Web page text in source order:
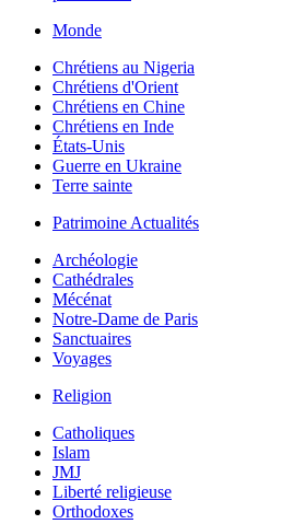
Monde
Chrétiens au Nigeria
Chrétiens d'Orient
Chrétiens en Chine
Chrétiens en Inde
États-Unis
Guerre en Ukraine
Terre sainte
Patrimoine Actualités
Archéologie
Cathédrales
Mécénat
Notre-Dame de Paris
Sanctuaires
Voyages
Religion
Catholiques
Islam
JMJ
Liberté religieuse
Orthodoxes